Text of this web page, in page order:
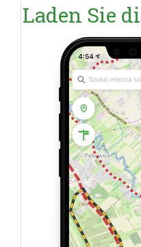
Laden Sie